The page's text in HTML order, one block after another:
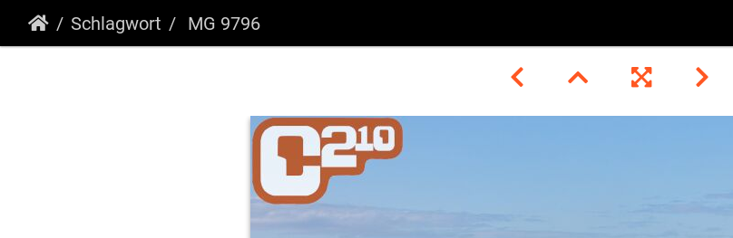
Schlagwort MG 9796